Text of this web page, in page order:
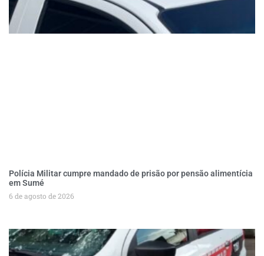
Polícia Militar cumpre mandado de prisão por pensão alimentícia
em Sumé
6 de agosto de 2026